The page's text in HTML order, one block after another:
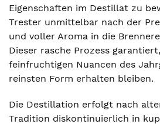
Eigenschaften im Destillat zu
Trester unmittelbar nach der
und voller Aroma in die
Dieser rasche Prozess
feinfruchtigen Nuancen des
reinsten Form erhalten bleiben.
Die Destillation erfolgt nach
Tradition diskontinuierlich in